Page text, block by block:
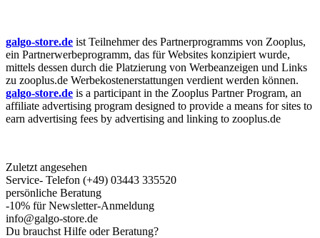
galgo-store.de ist Teilnehmer des Partnerprogramms von Zooplus,
ein Partnerwerbeprogramm, das für Websites konzipiert wurde,
mittels dessen durch die Platzierung von Werbeanzeigen und Links
zu zooplus.de Werbekostenerstattungen verdient werden können.
galgo-store.de is a participant in the Zooplus Partner Program, an
affiliate advertising program designed to provide a means for sites to
earn advertising fees by advertising and linking to zooplus.de
Zuletzt angesehen
Service- Telefon (+49) 03443 335520
persönliche Beratung
-10% für Newsletter-Anmeldung
info@galgo-store.de
Du brauchst Hilfe oder Beratung?